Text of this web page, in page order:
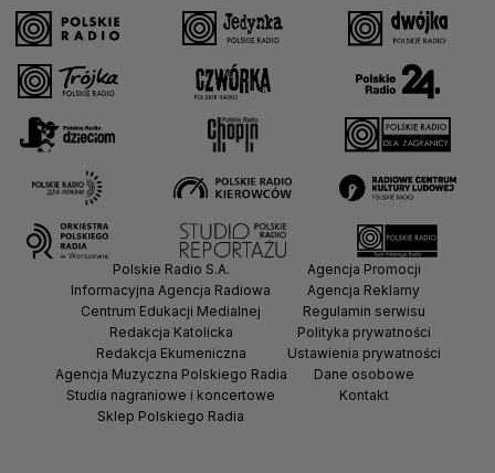
Polskie Radio S.A.
Informacyjna Agencja Radiowa
Centrum Edukacji Medialnej
Redakcja Katolicka
Redakcja Ekumeniczna
Agencja Muzyczna Polskiego Radia
Studia nagraniowe i koncertowe
Sklep Polskiego Radia
Agencja Promocji
Agencja Reklamy
Regulamin serwisu
Polityka prywatności
Ustawienia prywatności
Dane osobowe
Kontakt